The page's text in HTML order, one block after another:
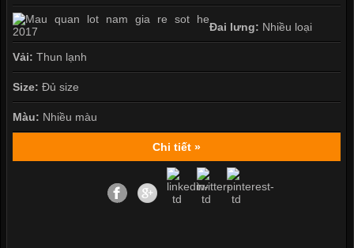
Đai lưng: Nhiều loại
Vải: Thun lạnh
Size: Đủ size
Màu: Nhiều màu
Chi tiết »